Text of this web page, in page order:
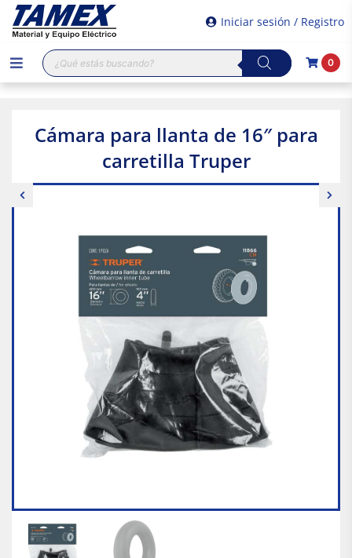
Iniciar sesión / Registro
Búsqueda
de
productos
0
Cámara para llanta de 16″ para
carretilla Truper